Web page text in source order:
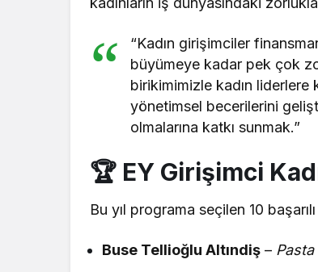
“Kadın girişimciler
büyümeye kadar pek çok
birikimimizle kadın liderlere
yönetimsel becerilerini
olmalarına katkı sunmak.”
🏆 EY Girişimci
Bu yıl programa seçilen 10
Buse Tellioğlu Altındiş –